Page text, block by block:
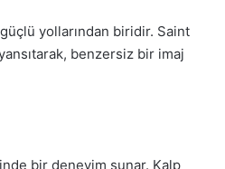
yollarından biridir. Saint
benzersiz bir imaj
bir deneyim sunar. Kalp